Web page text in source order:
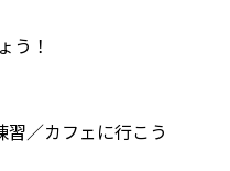
う！
／カフェに行こう